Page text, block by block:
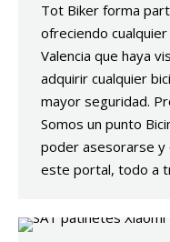
Tot Biker forma
ofreciendo
Valencia que haya
adquirir cualquier
mayor seguridad.
Somos un punto
poder asesorarse y
este portal, todo a